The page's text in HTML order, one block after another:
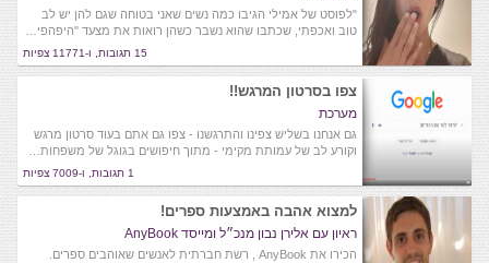
"לפוסט של אמילי הגיבו כמה נשים שאני בטוחה שגם להן יש לב
טוב ואכפתי, שכתבו שהוא נשבר כשהן רואות את מצעד "היפהפי…
15 תגובות, ו-11771 צפיות
צפו בסרטון המרגש!!
מערכת
גם אנחנו בשליש צפינו והתרגשנו - צפו גם אתם בעוד סרטון מרגש
וקורע לב של עמותת מקימי - מתוך חיפושים בגוגל של משפחות…
1 תגובות, ו-7009 צפיות
למצוא אהבה באמצעות ספרים!
ראיון עם אלירן נבון מנכ״ל ומייסד AnyBook
הכירו את AnyBook , רשת חברתית לאנשים שאוהבים ספרים.